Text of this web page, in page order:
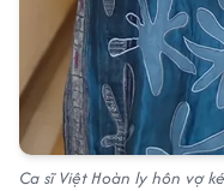
Ca sĩ Việt Hoàn ly hôn vợ